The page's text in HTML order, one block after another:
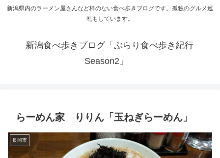
新潟県内のラーメン屋さんなど枠のない食べ歩きブログです。孤独のグルメ巡
礼もしています。
新潟食べ歩きブログ「ぶらり食べ歩き紀行
Season2」
らーめん家 りりん「玉ねぎらーめん」
長岡市